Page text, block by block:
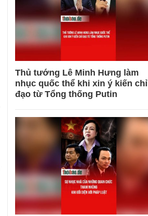
Thủ tướng Lê Minh Hưng làm
nhục quốc thể khi xin ý kiến chỉ
đạo từ Tổng thống Putin